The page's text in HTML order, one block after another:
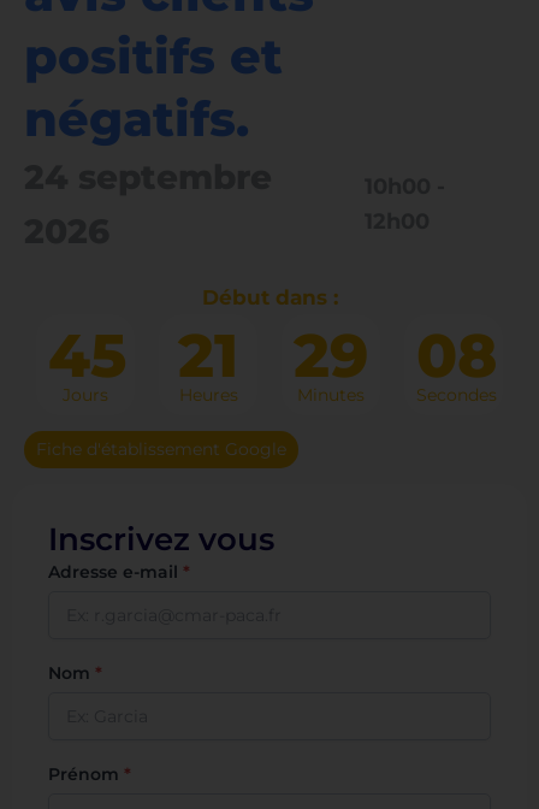
positifs et
négatifs.
Début dans :
45
Jours
21
Heures
29
Minutes
07
Secondes
Fiche d'établissement Google
Inscrivez vous
Adresse e-mail *
Nom *
Prénom *